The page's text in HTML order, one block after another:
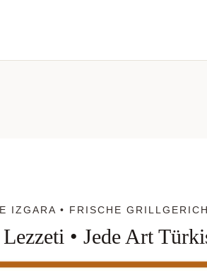
IZGARA • FRISCHE
• Jede Art